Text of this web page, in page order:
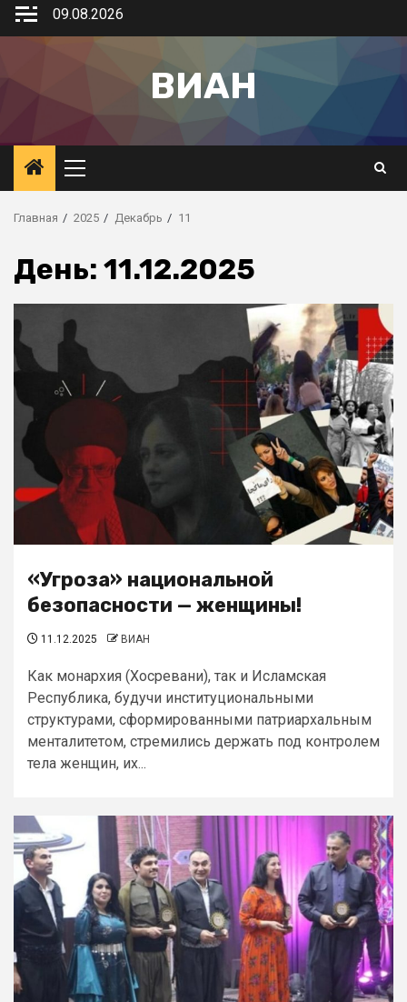
09.08.2026
ВИАН
Главная 2025 Декабрь 11
День: 11.12.2025
«Угроза» национальной
безопасности — женщины!
11.12.2025 ВИАН
Как монархия (Хосревани), так и Исламская
Республика, будучи институциональными
структурами, сформированными патриархальным
менталитетом, стремились держать под контролем
тела женщин, их...